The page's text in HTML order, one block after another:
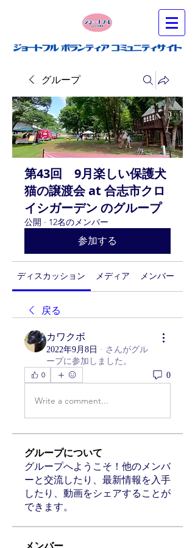
グループ
第43回 9月楽しい保護犬
猫の譲渡会 at 合志市クロ
イシガーデン のグループ
公開 · 12名のメンバー
参加する
ディスカッション メディア メンバー
戻る
カワクボ
2022年9月8日 · さんがグル
ープに参加しました。
0
0
Write a comment...
グループについて
グループへようこそ！他のメンバ
ーと交流したり、最新情報を入手
したり、動画をシェアすることが
できます。